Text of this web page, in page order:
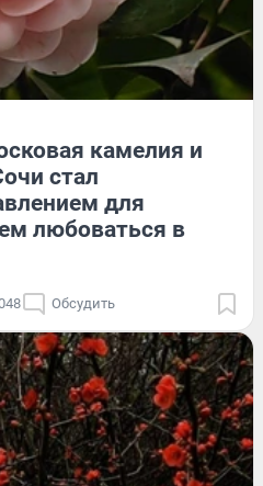
камелия и
стал
для
любоваться в
Обсудить